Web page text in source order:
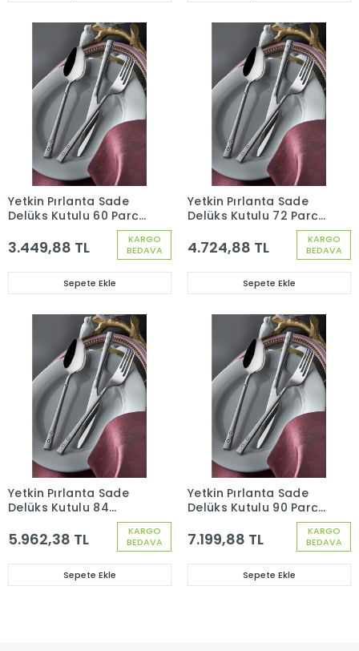
KARGO
BEDAVA
Yetkin Pırlanta Sade
Delüks Kutulu 60 Parça
12 Kişilik Çatal Kaşık
Seti
3.449,88 TL
Sepete Ekle
KARGO
BEDAVA
Yetkin Pırlanta Sade
Delüks Kutulu 72 Parça
12 Kişilik Çatal Kaşık
Bıçak Seti
4.724,88 TL
Sepete Ekle
KARGO
BEDAVA
Yetkin Pırlanta Sade
Delüks Kutulu 84
Parça 12 Kişilik Çatal
Kaşık Bıçak Seti
5.962,38 TL
Sepete Ekle
KARGO
BEDAVA
Yetkin Pırlanta Sade
Delüks Kutulu 90 Parça
12 Kişilik Çatal Kaşık
Bıçak Seti
7.199,88 TL
Sepete Ekle